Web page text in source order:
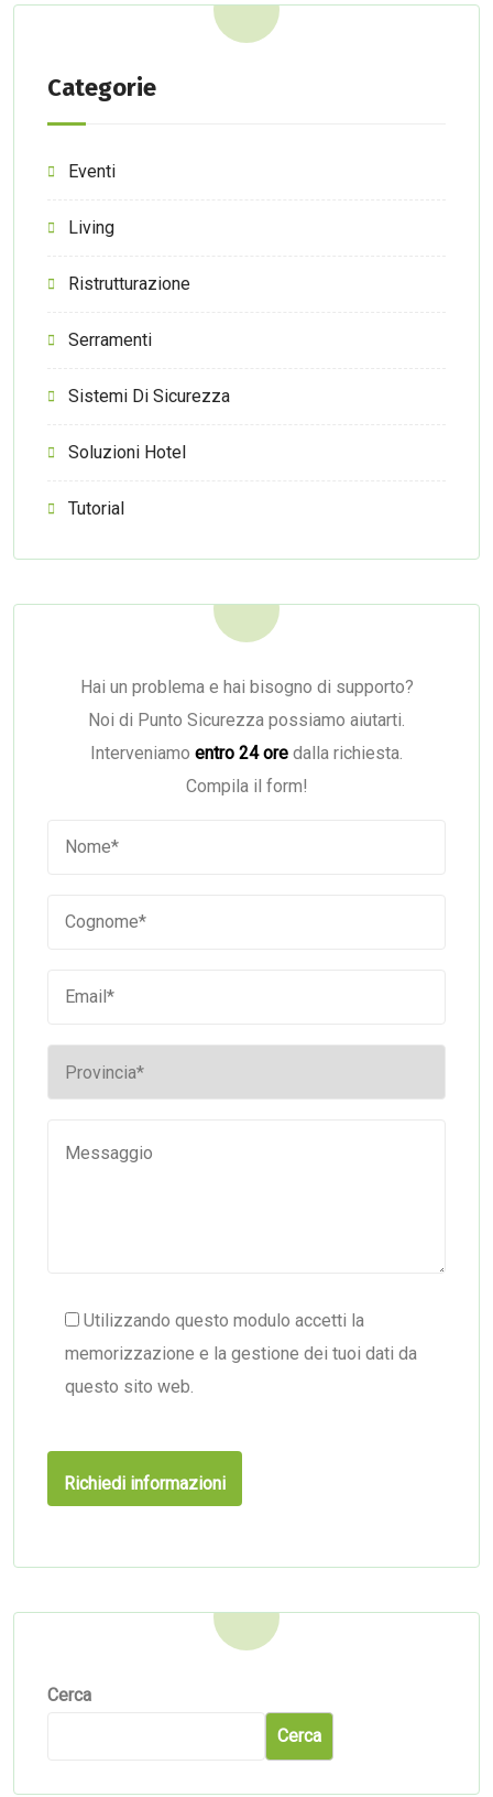
Categorie
Eventi
Living
Ristrutturazione
Serramenti
Sistemi Di Sicurezza
Soluzioni Hotel
Tutorial
Hai un problema e hai bisogno di supporto?
Noi di Punto Sicurezza possiamo aiutarti.
Interveniamo entro 24 ore dalla richiesta.
Compila il form!
Utilizzando questo modulo accetti la
memorizzazione e la gestione dei tuoi dati da
questo sito web.
Cerca
Cerca